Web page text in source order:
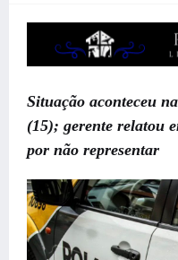
Situação aconteceu
(15); gerente relatou
por não representar